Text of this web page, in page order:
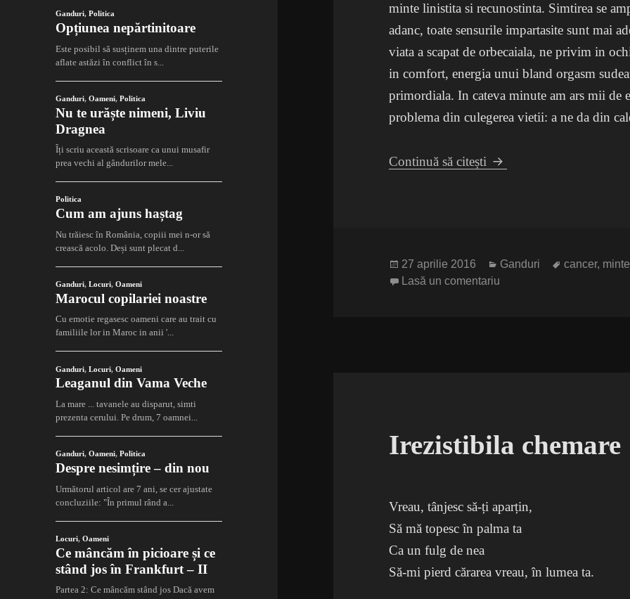
minte linistita si recunostinta. Simtirea se
adanc, toate sensurile impartasite sunt mai
viata a scapat de orbecaiala, ne privim in
in comfort, energia unui bland orgasm
primordiala. In cateva minute am ars mii de
problema din culegerea vietii: a ne da din
Continuă să citești Cura de biscuiti
Publicat
pe
27 aprilie 2016 Categorii
Ganduri Etichete
cancer, minte
Lasă un comentariu
Irezistibila chemare
Vreau, tânjesc să-ți aparțin,
Să mă topesc în palma ta
Ca un fulg de nea
Să-mi pierd cărarea vreau, în lumea ta.